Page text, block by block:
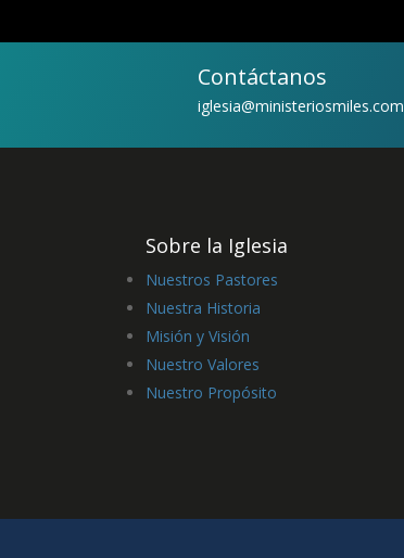
Contáctanos
iglesia@ministeriosmiles.com
Sobre la Iglesia
Nuestros Pastores
Nuestra Historia
Misión y Visión
Nuestro Valores
Nuestro Propósito